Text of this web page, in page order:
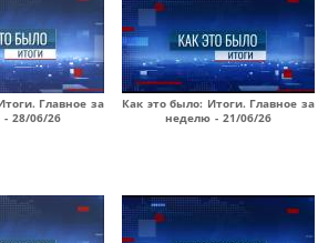
Главное за
28/06/26
Как это было: Итоги. Главное за
неделю - 21/06/26